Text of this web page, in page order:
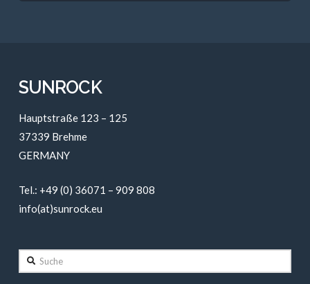
SUNROCK
Hauptstraße 123 – 125
37339 Brehme
GERMANY
Tel.: +49 (0) 36071 – 909 808
info(at)sunrock.eu
Suche